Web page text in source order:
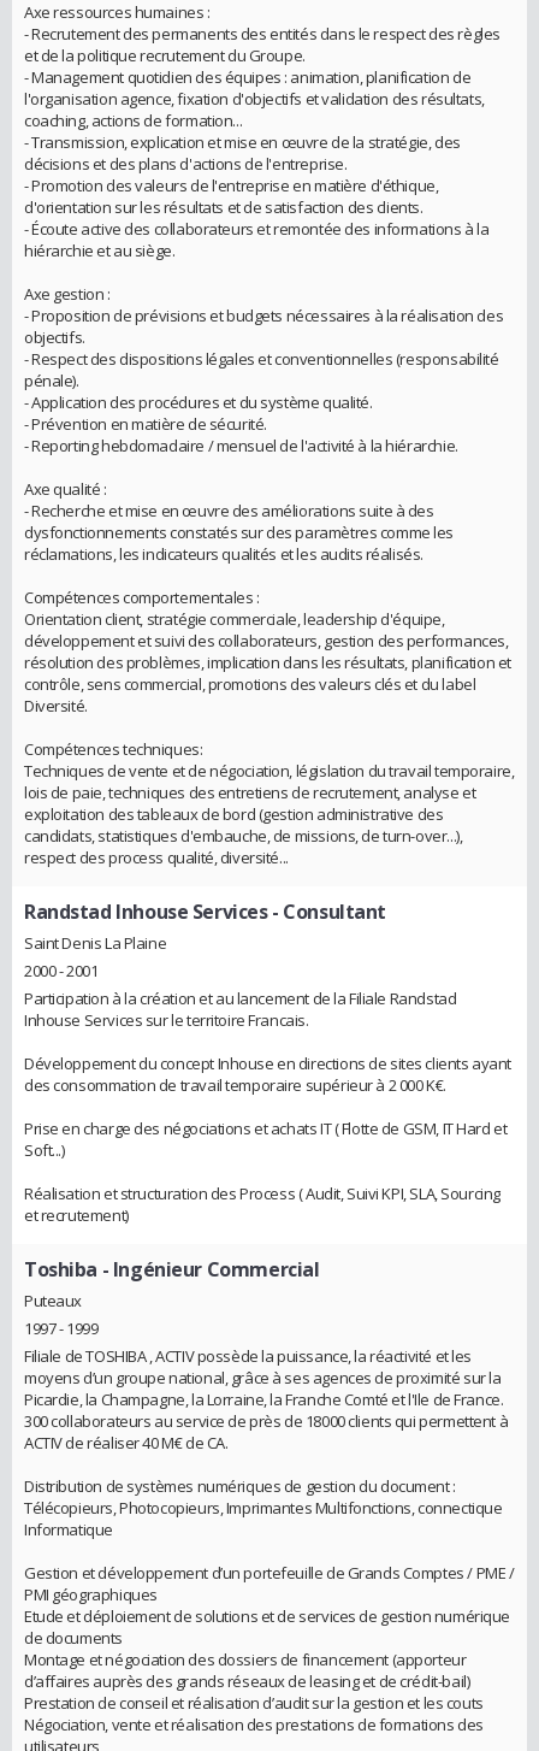
Axe ressources humaines :
- Recrutement des permanents des entités dans le respect des règles
et de la politique recrutement du Groupe.
- Management quotidien des équipes : animation, planification de
l'organisation agence, fixation d'objectifs et validation des résultats,
coaching, actions de formation...
- Transmission, explication et mise en œuvre de la stratégie, des
décisions et des plans d'actions de l'entreprise.
- Promotion des valeurs de l'entreprise en matière d'éthique,
d'orientation sur les résultats et de satisfaction des clients.
- Écoute active des collaborateurs et remontée des informations à la
hiérarchie et au siège.
Axe gestion :
- Proposition de prévisions et budgets nécessaires à la réalisation des
objectifs.
- Respect des dispositions légales et conventionnelles (responsabilité
pénale).
- Application des procédures et du système qualité.
- Prévention en matière de sécurité.
- Reporting hebdomadaire / mensuel de l'activité à la hiérarchie.
Axe qualité :
- Recherche et mise en œuvre des améliorations suite à des
dysfonctionnements constatés sur des paramètres comme les
réclamations, les indicateurs qualités et les audits réalisés.
Compétences comportementales :
Orientation client, stratégie commerciale, leadership d'équipe,
développement et suivi des collaborateurs, gestion des performances,
résolution des problèmes, implication dans les résultats, planification et
contrôle, sens commercial, promotions des valeurs clés et du label
Diversité.
Compétences techniques:
Techniques de vente et de négociation, législation du travail temporaire,
lois de paie, techniques des entretiens de recrutement, analyse et
exploitation des tableaux de bord (gestion administrative des
candidats, statistiques d'embauche, de missions, de turn-over...),
respect des process qualité, diversité...
Randstad Inhouse Services- Consultant
Saint Denis La Plaine
2000 - 2001
Participation à la création et au lancement de la Filiale Randstad
Inhouse Services sur le territoire Francais.
Développement du concept Inhouse en directions de sites clients ayant
des consommation de travail temporaire supérieur à 2 000 K€.
Prise en charge des négociations et achats IT ( Flotte de GSM, IT Hard et
Soft...)
Réalisation et structuration des Process ( Audit, Suivi KPI, SLA, Sourcing
et recrutement)
Toshiba - Ingénieur Commercial
Puteaux
1997 - 1999
Filiale de TOSHIBA , ACTIV possède la puissance, la réactivité et les
moyens d’un groupe national, grâce à ses agences de proximité sur la
Picardie, la Champagne, la Lorraine, la Franche Comté et l'Ile de France.
300 collaborateurs au service de près de 18000 clients qui permettent à
ACTIV de réaliser 40 M€ de CA.
Distribution de systèmes numériques de gestion du document :
Télécopieurs, Photocopieurs, Imprimantes Multifonctions, connectique
Informatique
Gestion et développement d’un portefeuille de Grands Comptes / PME /
PMI géographiques
Etude et déploiement de solutions et de services de gestion numérique
de documents
Montage et négociation des dossiers de financement (apporteur
d’affaires auprès des grands réseaux de leasing et de crédit-bail)
Prestation de conseil et réalisation d’audit sur la gestion et les couts
Négociation, vente et réalisation des prestations de formations des
utilisateurs